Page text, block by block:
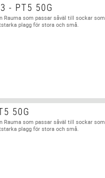
- PT5 50G
Rauma som passar såväl till sockar som
plagg för stora och små.
50G
Rauma som passar såväl till sockar som
plagg för stora och små.